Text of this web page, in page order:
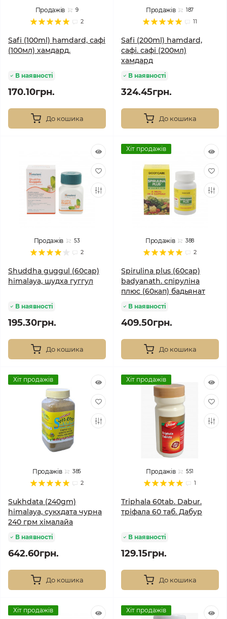
2
Продажів 9
Safi (100ml) hamdard, сафі
(100мл) хамдард.
В наявності
170.10грн.
До кошика
11
Продажів 187
Safi (200ml) hamdard,
сафі. сафі (200мл)
хамдард
В наявності
324.45грн.
До кошика
2
Продажів 53
Shuddha guggul (60cap)
himalaya, шудха гуггул
В наявності
195.30грн.
До кошика
Хіт продажів
2
Продажів 388
Spirulina plus (60cap)
badyanath. спіруліна
плюс (60кап) бадьянат
В наявності
409.50грн.
До кошика
Хіт продажів
2
Продажів 385
Sukhdata (240gm)
himalaya, сукхдата чурна
240 грм хімалайа
В наявності
642.60грн.
До кошика
Хіт продажів
1
Продажів 551
Triphala 60tab. Dabur.
тріфала 60 таб. Дабур
В наявності
129.15грн.
До кошика
Хіт продажів Хіт продажів